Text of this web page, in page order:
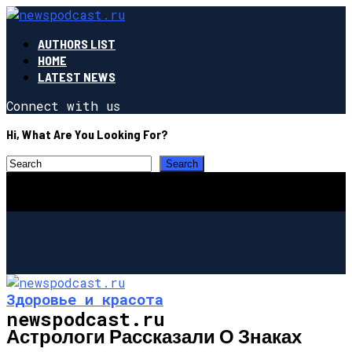
AUTHORS LIST
HOME
LATEST NEWS
Connect with us
Hi, What Are You Looking For?
newspodcast.ru
Здоровье и красота
Астрологи Рассказали О Знаках